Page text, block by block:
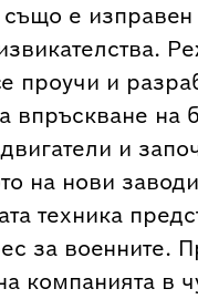
също е
проучи и
впръскване на
и
на нови
техника
за военните.
компанията в